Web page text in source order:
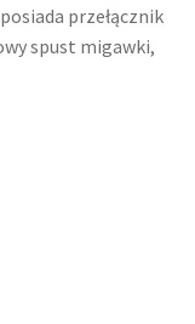
przełącznik
spust migawki,